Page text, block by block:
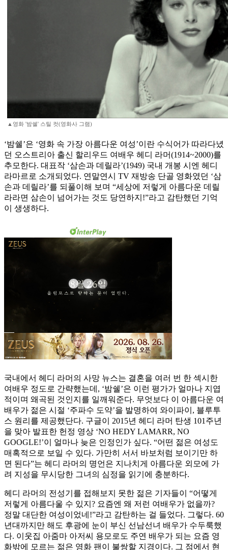
▲영화 '밤쉘' 스틸 컷(영화사 그램)
‘밤쉘’은 ‘영화 속 가장 아름다운 여성’이란 수식어가 따라다녔
던 오스트리아 출신 할리우드 여배우 헤디 라머(1914~2000)를
추모한다. 대표작 ‘삼손과 데릴라’(1949) 국내 개봉 시엔 헤디
라마르로 소개되었다. 연말연시 TV 재방송 단골 영화였던 ‘삼
손과 데릴라’를 되풀이해 보며 “세상에 저렇게 아름다운 데릴
라라면 삼손이 넘어가는 것도 당연하지!”라고 감탄했던 기억
이 생생하다.
국내에서 헤디 라머의 사망 뉴스는 결혼을 여러 번 한 섹시한
여배우 정도로 간략했는데, ‘밤쉘’은 이런 평가가 얼마나 지엽
적이며 왜곡된 것인지를 일깨워준다. 무엇보다 이 아름다운 여
배우가 젊은 시절 ‘주파수 도약’을 발명하여 와이파이, 블루투
스 원리를 제공했단다. 구글이 2015년 헤디 라머 탄생 101주년
을 맞아 발표한 헌정 영상 ‘NO HEDY LAMARR, NO
GOOGLE!’이 얼마나 늦은 인정인가 싶다. “어떤 젊은 여성도
매혹적으로 보일 수 있다. 가만히 서서 바보처럼 보이기만 하
면 된다”는 헤디 라머의 명언은 지나치게 아름다운 외모에 가
려 지성을 무시당한 그녀의 심정을 읽기에 충분하다.
헤디 라머의 전성기를 접해보지 못한 젊은 기자들이 “어떻게
저렇게 아름다울 수 있지? 요즘엔 왜 저런 여배우가 없을까?
정말 대단한 여성이었네!”라고 감탄하는 걸 들었다. 그렇다. 60
년대까지만 해도 후광에 눈이 부신 선남선녀 배우가 수두룩했
다. 이웃집 아줌마 아저씨 용모로도 주연 배우가 되는 요즘 영
화밖에 모르는 젊은 영화 팬이 불쌍할 지경이다. 그 점에서 현